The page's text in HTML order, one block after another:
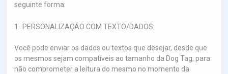
seguinte forma:
1- PERSONALIZAÇÃO COM TEXTO/DADOS:
Você pode enviar os dados ou textos que desejar, desde que
os mesmos sejam compatíveis ao tamanho da Dog Tag, para
não comprometer a leitura do mesmo no momento da